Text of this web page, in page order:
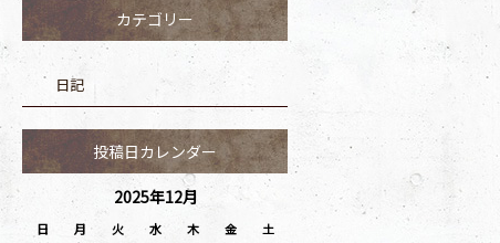
カテゴリー
日記
投稿日カレンダー
2025年12月
日 月 火 水 木 金 土